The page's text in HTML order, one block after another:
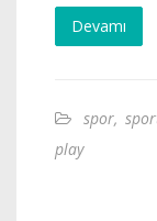
Devamı
spor,
play